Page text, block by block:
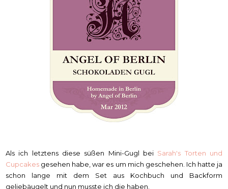
Als ich letztens diese süßen Mini-Gugl bei Sarah's Torten und
Cupcakes gesehen habe, war es um mich geschehen. Ich hatte ja
schon lange mit dem Set aus Kochbuch und Backform
geliebäugelt und nun musste ich die haben.